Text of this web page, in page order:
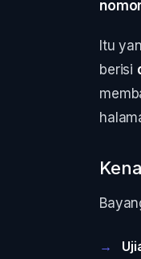
Itu
berisi